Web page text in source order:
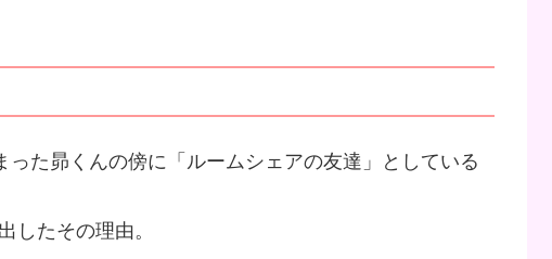
った昴くんの傍に「ルームシェアの友達」としている
したその理由。